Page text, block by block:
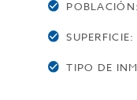
POBLACIÓN:
SUPERFICIE:
TIPO DE